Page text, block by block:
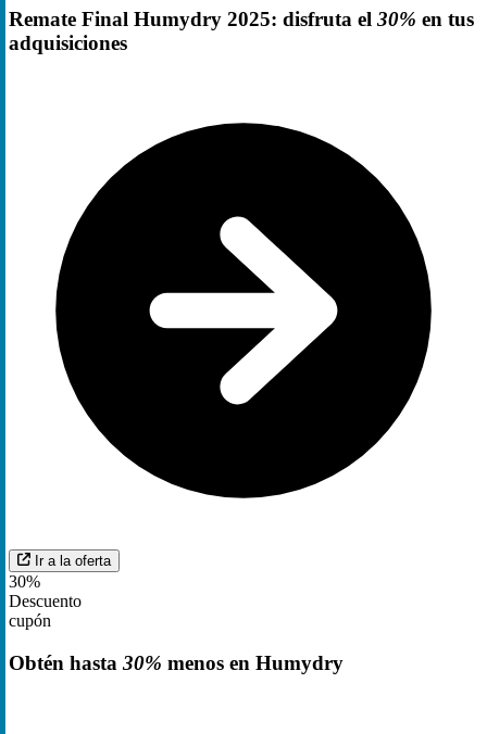
Remate Final Humydry 2025: disfruta el 30% en tus
adquisiciones
Ir a la oferta
30%
Descuento
cupón
Obtén hasta 30% menos en Humydry